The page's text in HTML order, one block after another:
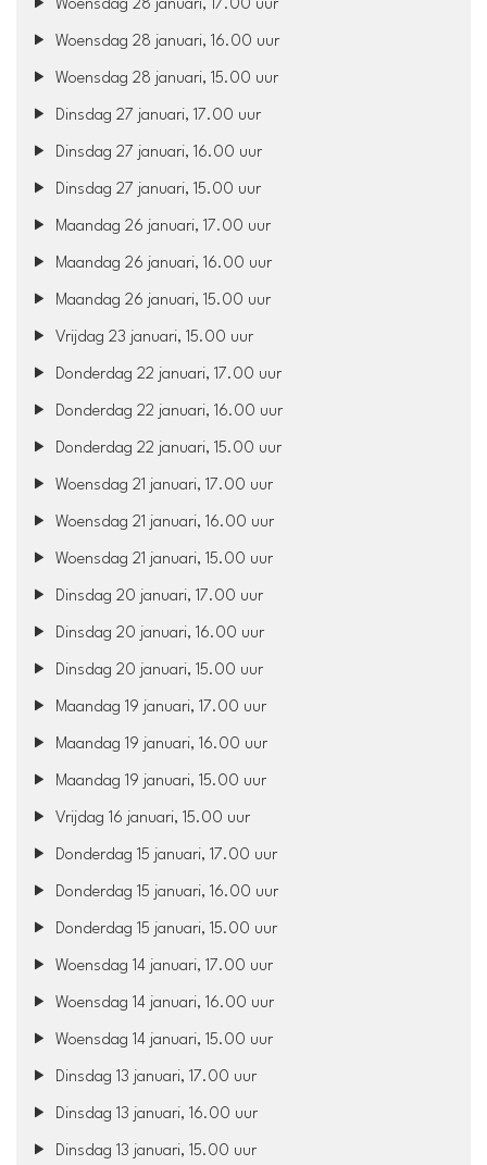
Woensdag 28 januari, 17.00 uur
Woensdag 28 januari, 16.00 uur
Woensdag 28 januari, 15.00 uur
Dinsdag 27 januari, 17.00 uur
Dinsdag 27 januari, 16.00 uur
Dinsdag 27 januari, 15.00 uur
Maandag 26 januari, 17.00 uur
Maandag 26 januari, 16.00 uur
Maandag 26 januari, 15.00 uur
Vrijdag 23 januari, 15.00 uur
Donderdag 22 januari, 17.00 uur
Donderdag 22 januari, 16.00 uur
Donderdag 22 januari, 15.00 uur
Woensdag 21 januari, 17.00 uur
Woensdag 21 januari, 16.00 uur
Woensdag 21 januari, 15.00 uur
Dinsdag 20 januari, 17.00 uur
Dinsdag 20 januari, 16.00 uur
Dinsdag 20 januari, 15.00 uur
Maandag 19 januari, 17.00 uur
Maandag 19 januari, 16.00 uur
Maandag 19 januari, 15.00 uur
Vrijdag 16 januari, 15.00 uur
Donderdag 15 januari, 17.00 uur
Donderdag 15 januari, 16.00 uur
Donderdag 15 januari, 15.00 uur
Woensdag 14 januari, 17.00 uur
Woensdag 14 januari, 16.00 uur
Woensdag 14 januari, 15.00 uur
Dinsdag 13 januari, 17.00 uur
Dinsdag 13 januari, 16.00 uur
Dinsdag 13 januari, 15.00 uur